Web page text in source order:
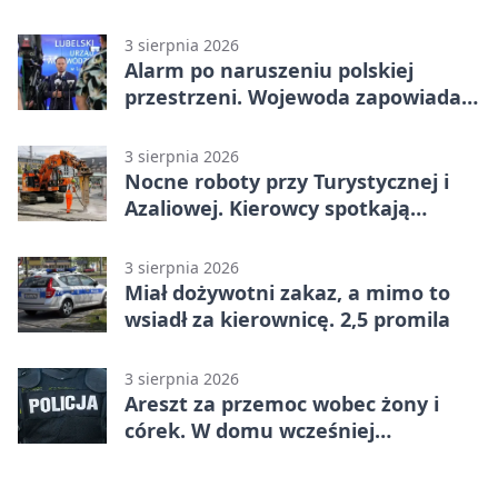
3 sierpnia 2026
Alarm po naruszeniu polskiej
przestrzeni. Wojewoda zapowiada
3 sierpnia 2026
Nocne roboty przy Turystycznej i
Azaliowej. Kierowcy spotkają
3 sierpnia 2026
Miał dożywotni zakaz, a mimo to
wsiadł za kierownicę. 2,5 promila
3 sierpnia 2026
Areszt za przemoc wobec żony i
córek. W domu wcześniej